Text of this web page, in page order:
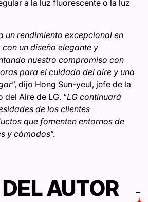
a la luz fluorescente o la luz
un rendimiento excepcional en
un diseño elegante y
nuestro compromiso con
para el cuidado del aire y una
”, dijo Hong Sun-yeul, jefe de la
del Aire de LG. “LG continuará
de los clientes
que fomenten entornos de
y cómodos”.
AUTOR